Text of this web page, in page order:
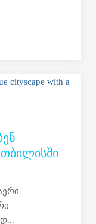
ᲗᲑᲘᲚᲘᲡᲨᲘ